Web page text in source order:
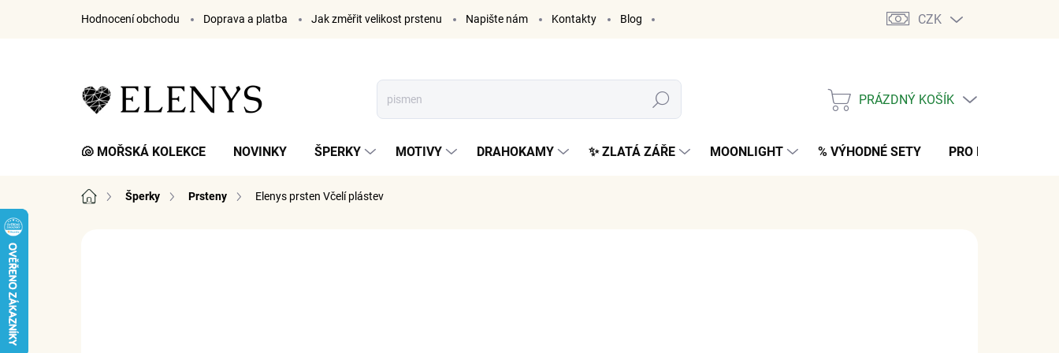
Hodnocení obchodu Doprava a platba Jak změřit velikost prstenu Napište nám Kontakty Blog CZK
Hledat
NÁKUPNÍ
PRÁZDNÝ KOŠÍK
🐚 MOŘSKÁ KOLEKCE NOVINKY ŠPERKY MOTIVY DRAHOKAMY ✨ ZLATÁ ZÁŘE MOONLIGHT % VÝHODNÉ SETY PRO MUŽE
Domů Šperky Prsteny Elenys prsten Včelí plástev